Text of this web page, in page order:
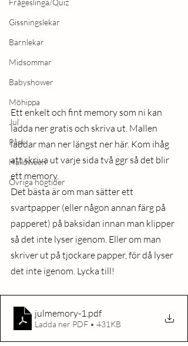
Frågeslinga/Quiz
Gissningslekar
Barnlekar
Midsommar
Babyshower
Möhippa
Jul
Påsk
Halloween
Övriga högtider
Ett enkelt och fint memory som ni kan
ladda ner gratis och skriva ut. Mallen
laddar man ner längst ner här. Kom ihåg
att skriva ut varje sida två ggr så det blir
ett memory.
Det bästa är om man sätter ett
svartpapper (eller någon annan färg på
papperet) på baksidan innan man klipper
så det inte lyser igenom. Eller om man
skriver ut på tjockare papper, för då lyser
det inte igenom. Lycka till!
julmemory-1.pdf
Ladda ner PDF • 431KB